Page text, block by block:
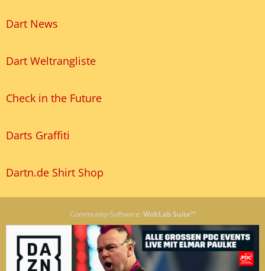
Dart News
Dart Weltrangliste
Check in the Future
Darts Graffiti
Dartn.de Shirt Shop
Community-Software: WoltLab Suite™